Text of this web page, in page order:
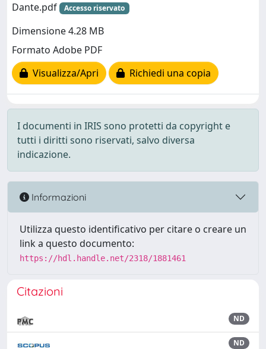
Dante.pdf
Accesso riservato
Dimensione 4.28 MB
Formato Adobe PDF
Visualizza/Apri
Richiedi una copia
I documenti in IRIS sono protetti da copyright e
tutti i diritti sono riservati, salvo diversa
indicazione.
Informazioni
Utilizza questo identificativo per citare o creare un
link a questo documento:
https://hdl.handle.net/2318/1881461
Citazioni
ND
ND